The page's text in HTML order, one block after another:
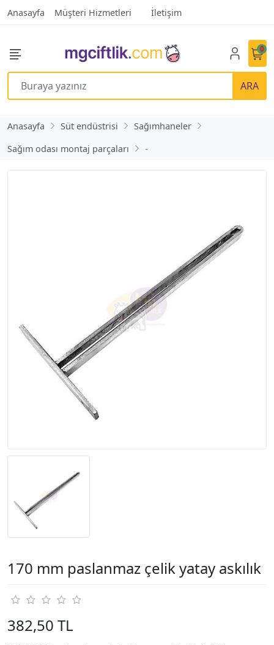
Anasayfa Müşteri Hizmetleri İletişim
ARA
0
Anasayfa Süt endüstrisi
Sağımhaneler
Sağım odası montaj parçaları
-
170 mm paslanmaz çelik yatay askılık
382,50 TL